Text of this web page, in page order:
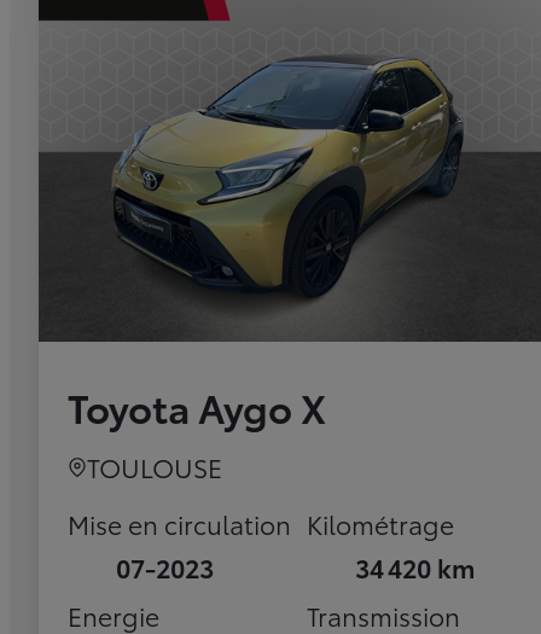
Toyota Aygo X
TOULOUSE
Mise en circulation
07-2023
Kilométrage
34 420 km
Energie
Transmission